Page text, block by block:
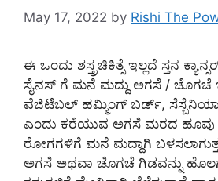
May 17, 2022 by Rishi The
ಈ ಒಂದು ಶಸ್ತ್ರಚಿಕಿತ್ಸೆ ಇಲ್ಲದೆ ಸ್ತನ
ಸೈನಸ್ ಗೆ ಮನೆ ಮದ್ದು ಅಗಸೆ / ಚೊಗಚೆ
ವೆಜಿಟೆಬಲ್ ಹಮ್ಮಿಂಗ್ ಬರ್ಡ್, ಸೆಸ್ಬೆನಿಯಾ
ಎಂದು ಕರೆಯುವ ಅಗಸೆ ಮರದ ಹೂವು
ರೋಗಗಳಿಗೆ ಮನೆ ಮದ್ದಾಗಿ
ಅಗಸೆ ಅಥವಾ ಚೊಗಚೆ ಗಿಡವನ್ನು